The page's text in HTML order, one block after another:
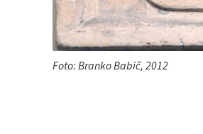
Foto: Branko Babič, 2012